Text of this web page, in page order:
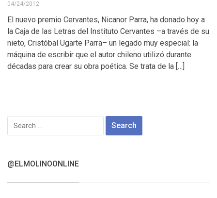
04/24/2012
El nuevo premio Cervantes, Nicanor Parra, ha donado hoy a
la Caja de las Letras del Instituto Cervantes –a través de su
nieto, Cristóbal Ugarte Parra– un legado muy especial: la
máquina de escribir que el autor chileno utilizó durante
décadas para crear su obra poética. Se trata de la […]
Search
for:
@ELMOLINOONLINE